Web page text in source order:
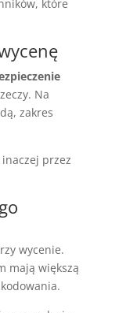
które
Na
zakres
przez
wycenie.
mają większą